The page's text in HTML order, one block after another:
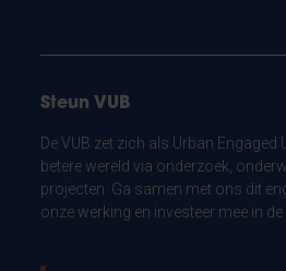
Steun VUB
De VUB zet zich als Urban Engaged
betere wereld via onderzoek,
projecten. Ga samen met ons dit
onze werking en investeer mee in